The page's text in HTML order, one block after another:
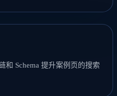
和 Schema 提升案例页的搜索